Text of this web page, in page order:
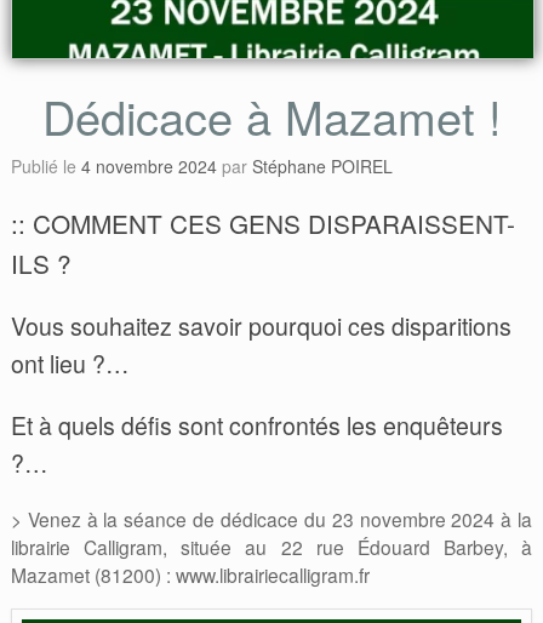
Dédicace à Mazamet !
Publié le 4 novembre 2024 par Stéphane POIREL
:: COMMENT CES GENS DISPARAISSENT-
ILS ?
Vous souhaitez savoir pourquoi ces disparitions
ont lieu ?…
Et à quels défis sont confrontés les enquêteurs
?…
> Venez à la séance de dédicace du 23 novembre 2024 à la
librairie Calligram, située au 22 rue Édouard Barbey, à
Mazamet (81200) : www.librairiecalligram.fr